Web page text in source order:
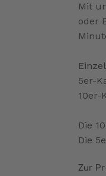
Mit
oder
5er-
10er-
Die
Die
Zur